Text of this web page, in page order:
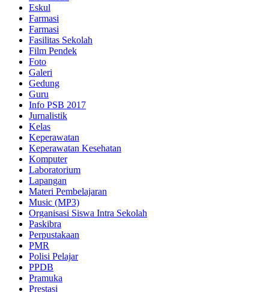
Eskul
Farmasi
Farmasi
Fasilitas Sekolah
Film Pendek
Foto
Galeri
Gedung
Guru
Info PSB 2017
Jurnalistik
Kelas
Keperawatan
Keperawatan Kesehatan
Komputer
Laboratorium
Lapangan
Materi Pembelajaran
Music (MP3)
Organisasi Siswa Intra Sekolah
Paskibra
Perpustakaan
PMR
Polisi Pelajar
PPDB
Pramuka
Prestasi